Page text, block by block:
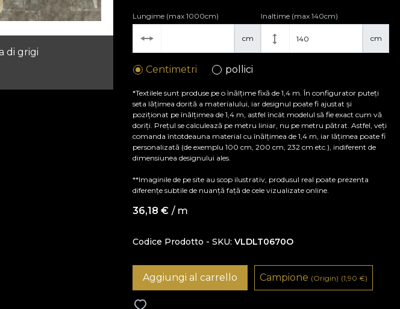
di grigi
cm
Lungime (max 1000cm)
cm
Inaltime (max 140cm)
Centimetri pollici
*Textilele sunt produse pe o înălțime fixă de 1,4 m. În configurator puteți
seta lățimea dorită a materialului, iar designul poate fi ajustat și
poziționat pe înălțimea de 1,4 m, astfel încât modelul să fie exact cum vă
doriți. Prețul se calculează pe metru liniar, nu pe metru pătrat. Astfel, veți
comanda întotdeauna material cu înălțimea de 1,4 m, iar lățimea poate fi
personalizată (de exemplu 100 cm, 200 cm, 232 cm etc.), indiferent de
dimensiunea designului ales.
**Imaginile de pe site au scop ilustrativ, produsul real poate prezenta
diferențe subtile de nuanță față de cele vizualizate online.
36,18€ / m
Codice Prodotto - SKU VLDLT0670O
Aggiungi al carrello Campione (Origin) (1,90€)